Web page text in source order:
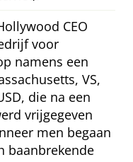
CEO
voor
namens een
VS,
die na een
vrijgegeven
men begaan
baanbrekende